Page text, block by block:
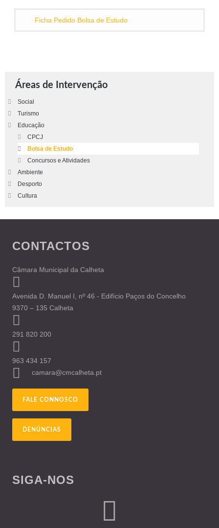
Ficha Pedido Bolsa de Estudo
Áreas de Intervenção
Social
Turismo
Educação
CPCJ
Bolsa de Estudo
Concursos e Atividades
Ambiente
Desporto
Cultura
CONTACTOS
Câmara Municipal da Calheta
Avenida D. Manuel I, nº 46 - Edifício Paços do Concelho
9370 – 135 Calheta
291 820 200
963 434 157
camara@cmcalheta.pt
FALE CONNOSCO
DENÚNCIAS
SIGA-NOS